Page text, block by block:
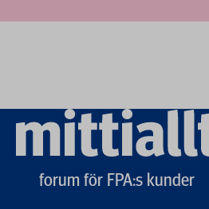
Mittiallt
forum för FPA:s kunder